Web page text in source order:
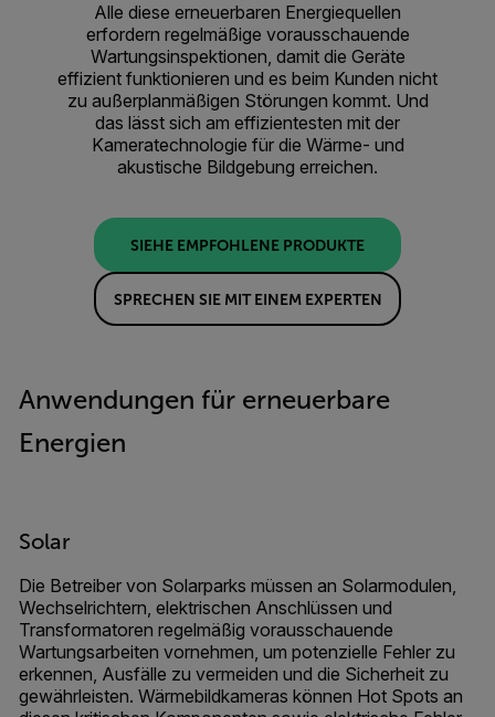
Alle diese erneuerbaren Energiequellen
erfordern regelmäßige vorausschauende
Wartungsinspektionen, damit die Geräte
effizient funktionieren und es beim Kunden nicht
zu außerplanmäßigen Störungen kommt. Und
das lässt sich am effizientesten mit der
Kameratechnologie für die Wärme- und
akustische Bildgebung erreichen.
SIEHE EMPFOHLENE PRODUKTE
SPRECHEN SIE MIT EINEM EXPERTEN
Anwendungen für erneuerbare
Energien
Solar
Die Betreiber von Solarparks müssen an Solarmodulen,
Wechselrichtern, elektrischen Anschlüssen und
Transformatoren regelmäßig vorausschauende
Wartungsarbeiten vornehmen, um potenzielle Fehler zu
erkennen, Ausfälle zu vermeiden und die Sicherheit zu
gewährleisten. Wärmebildkameras können Hot Spots an